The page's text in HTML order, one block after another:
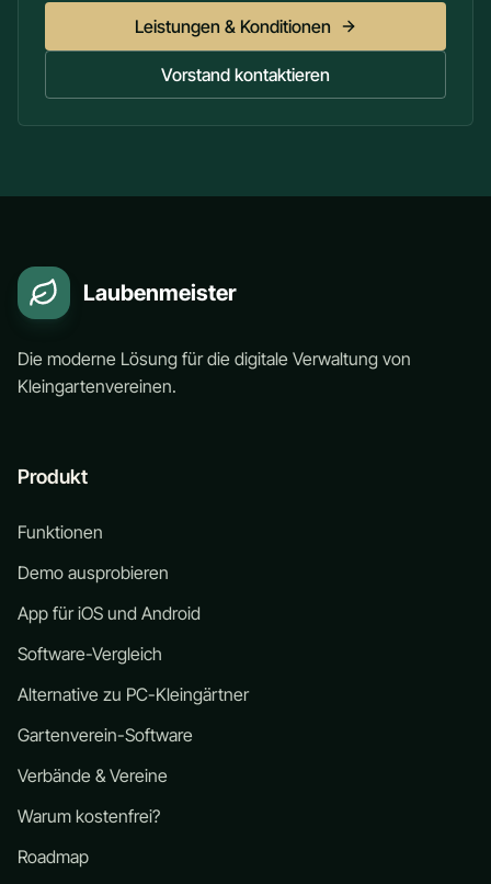
Leistungen & Konditionen
Vorstand kontaktieren
Laubenmeister
Die moderne Lösung für die digitale Verwaltung von
Kleingartenvereinen.
Produkt
Funktionen
Demo ausprobieren
App für iOS und Android
Software-Vergleich
Alternative zu PC-Kleingärtner
Gartenverein-Software
Verbände & Vereine
Warum kostenfrei?
Roadmap